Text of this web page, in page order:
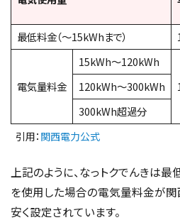
最低料金（～15kWhまで）
電気量料金
15kWh～120kWh
120kWh～300kWh
300kWh超過分
引用： 関西電力公式
上記のように、なっトクでんきは
を使用した場合の電気量料金が
安く設定されています。